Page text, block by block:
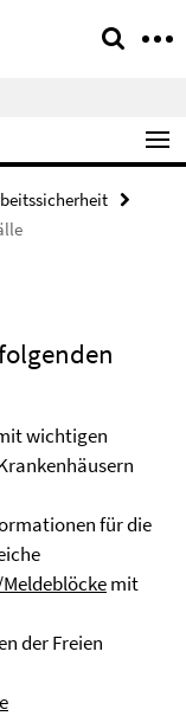
wichtigen
für die
mit
der Freien